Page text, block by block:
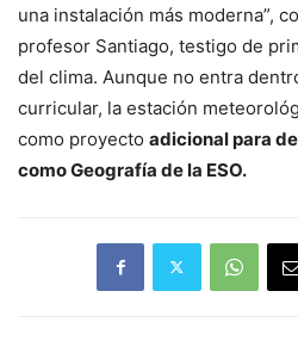
una instalación más moderna”,
profesor Santiago, testigo de
del clima. Aunque no entra
curricular, la estación
como proyecto adicional para
como Geografía de la ESO.